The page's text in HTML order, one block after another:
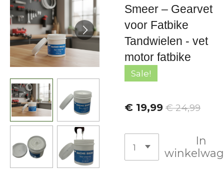
Smeer – Gearvet
voor Fatbike
Tandwielen - vet
motor fatbike
Sale!
€ 19,99 € 24,99
In